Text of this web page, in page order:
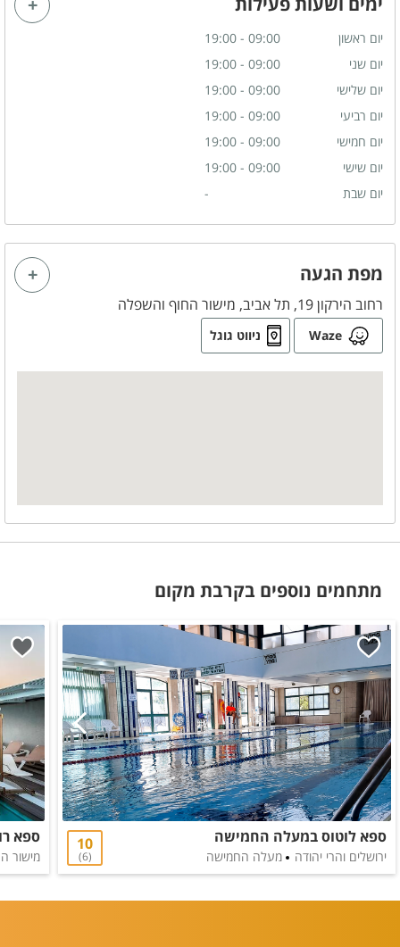
יום ראשון
09:00 - 19:00
יום שני
09:00 - 19:00
יום שלישי
09:00 - 19:00
יום רביעי
09:00 - 19:00
יום חמישי
09:00 - 19:00
יום שישי
09:00 - 19:00
יום שבת
-
מפת הגעה
רחוב הירקון 19, תל אביב, מישור החוף והשפלה
Waze ניווט גוגל
מתחמים נוספים בקרבת מקום
ספא לוטוס במעלה החמישה
ירושלים והרי יהודה מעלה החמישה
10
6
ספא
מישור